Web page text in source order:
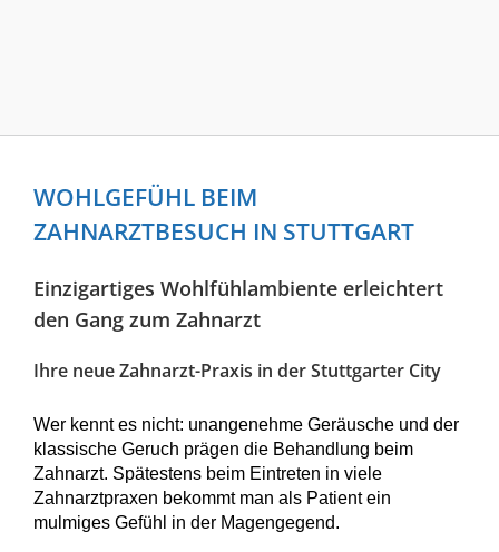
WOHLGEFÜHL BEIM
ZAHNARZTBESUCH IN STUTTGART
Einzigartiges Wohlfühlambiente erleichtert
den Gang zum Zahnarzt
Ihre neue Zahnarzt-Praxis in der Stuttgarter City
Wer kennt es nicht: unangenehme Geräusche und der
klassische Geruch prägen die Behandlung beim
Zahnarzt. Spätestens beim Eintreten in viele
Zahnarztpraxen bekommt man als Patient ein
mulmiges Gefühl in der Magengegend.